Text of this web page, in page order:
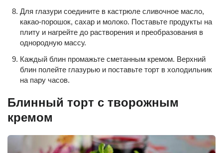
Для глазури соедините в кастрюле сливочное масло,
какао-порошок, сахар и молоко. Поставьте продукты на
плиту и нагрейте до растворения и преобразования в
однородную массу.
Каждый блин промажьте сметанным кремом. Верхний
блин полейте глазурью и поставьте торт в холодильник
на пару часов.
Блинный торт с творожным
кремом